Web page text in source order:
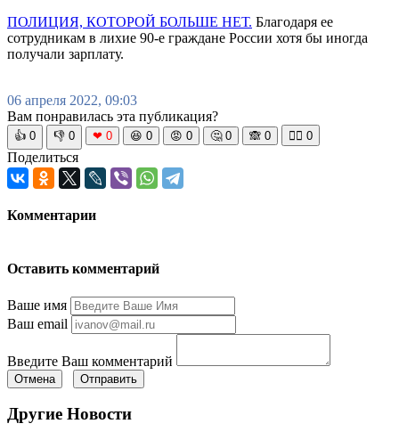
ПОЛИЦИЯ, КОТОРОЙ БОЛЬШЕ НЕТ. Благодаря ее
сотрудникам в лихие 90­-е граждане России хотя бы иногда
получали зарплату.
06 апреля 2022, 09:03
Вам понравилась эта публикация?
👍 0 👎 0 ❤ 0 😆 0 😡 0 🤔 0 🙈 0 🧘‍♀️ 0
Поделиться
Комментарии
Оставить комментарий
Ваше имя
Ваш email
Введите Ваш комментарий
Отмена Отправить
Другие Новости